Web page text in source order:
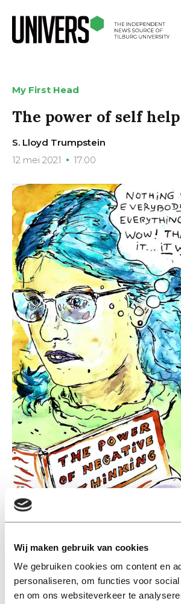
Wij maken gebruik van cookies
We gebruiken cookies om content en
personaliseren, om functies voor
en om ons websiteverkeer te
My First Head
The power of self
S. Lloyd Trumpstein
12 mei 2021
17:00
Lees ook